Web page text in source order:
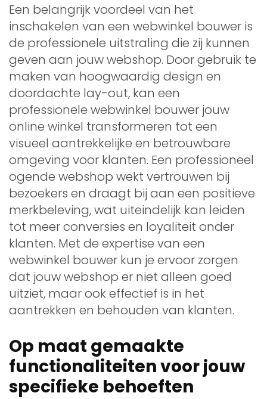
Een belangrijk voordeel van het
inschakelen van een webwinkel bouwer is
de professionele uitstraling die zij kunnen
geven aan jouw webshop. Door gebruik te
maken van hoogwaardig design en
doordachte lay-out, kan een
professionele webwinkel bouwer jouw
online winkel transformeren tot een
visueel aantrekkelijke en betrouwbare
omgeving voor klanten. Een professioneel
ogende webshop wekt vertrouwen bij
bezoekers en draagt bij aan een positieve
merkbeleving, wat uiteindelijk kan leiden
tot meer conversies en loyaliteit onder
klanten. Met de expertise van een
webwinkel bouwer kun je ervoor zorgen
dat jouw webshop er niet alleen goed
uitziet, maar ook effectief is in het
aantrekken en behouden van klanten.
Op maat gemaakte
functionaliteiten voor jouw
specifieke behoeften